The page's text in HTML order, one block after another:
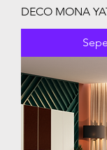
DECO MONA